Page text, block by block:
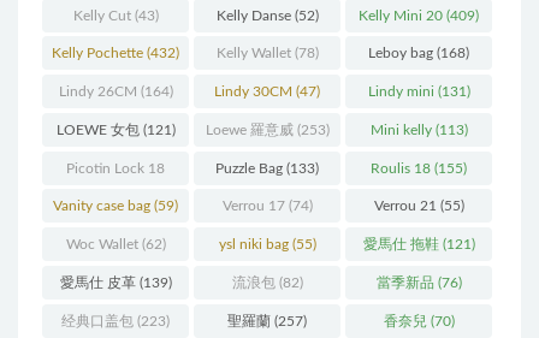
Kelly Cut(43) Kelly Danse(52) Kelly Mini 20 (409)
Kelly Pochette (432) Kelly Wallet(78) Leboy bag (168)
Lindy 26CM (164) Lindy 30CM (47) Lindy mini (131)
LOEWE 女包(121) Loewe 羅意威(253) Mini kelly(113)
Picotin Lock 18
(202)
Puzzle Bag (133) Roulis 18 (155)
Vanity case bag (59) Verrou 17(74) Verrou 21 (55)
Woc Wallet(62) ysl niki bag(55) 愛馬仕 拖鞋(121)
愛馬仕 皮革(139) 流浪包(82) 當季新品 (76)
经典口盖包 (223) 聖羅蘭 (257) 香奈兒 (70)